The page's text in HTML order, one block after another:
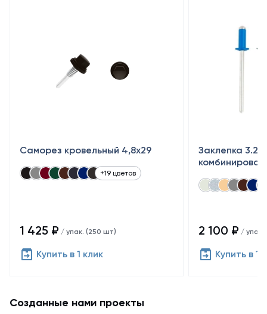
Саморез кровельный 4,8x29
+19 цветов
1 425 ₽ / упак. (250 шт)
Купить в 1 клик
Заклепка
2 100 ₽ / упак.
Купить в 1
Созданные нами проекты